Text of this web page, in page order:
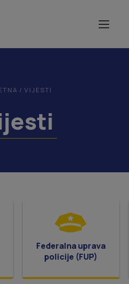
/ VIJESTI
Federalna uprava
policije (FUP)